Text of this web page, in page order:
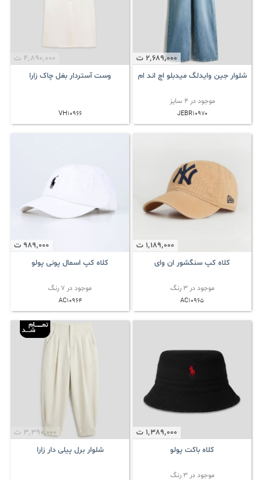
2٬689٬000 ت
شلوار جین وایدلگ میدبلو اچ اند ام
موجود در 4 سایز
JEBR10970
4٬890٬000 ت
وست آستردار بغل چاک زارا
VH10966
1٬189٬000 ت
کلاه کپ سنگشور ان وای
موجود در 3 رنگ
AC10965
989٬000 ت
کلاه کپ اسمال پونی پولو
موجود در 7 رنگ
AC10964
1٬389٬000 ت
کلاه باکت پولو
موجود در 3 رنگ
3٬390٬000 ت
شلوار برل پیلی دار زارا